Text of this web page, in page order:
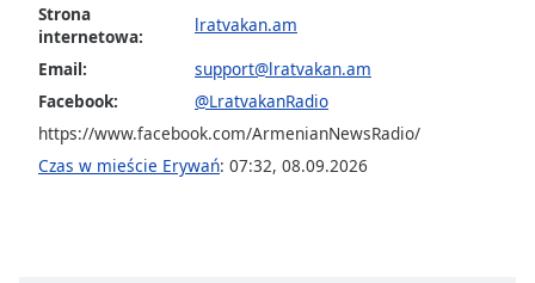
subtitles
settings,
opens
subtitles
settings
subtitles
Strona
internetowa:
lratvakan.am
Email:
support@lratvakan.am
Facebook:
@LratvakanRadio
https://www.facebook.com/ArmenianNewsRadio/
Czas w mieście Erywań: 07:32, 08.09.2026